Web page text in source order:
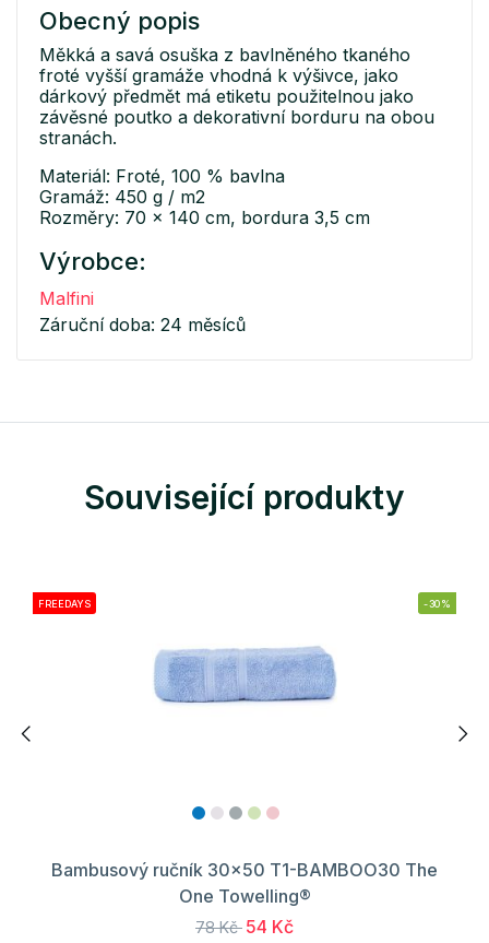
Obecný popis
Měkká a savá osuška z bavlněného tkaného
froté vyšší gramáže vhodná k výšivce, jako
dárkový předmět má etiketu použitelnou jako
závěsné poutko a dekorativní borduru na obou
stranách.
Materiál: Froté, 100 % bavlna
Gramáž: 450 g / m2
Rozměry: 70 x 140 cm, bordura 3,5 cm
Výrobce:
Malfini
Záruční doba: 24 měsíců
Související produkty
FREEDAYS -30%
Bambusový ručník 30x50 T1-BAMBOO30 The
One Towelling®
78 Kč 54 Kč